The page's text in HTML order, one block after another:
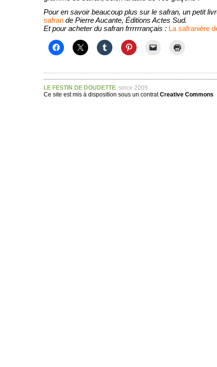
Pour en savoir beaucoup plus sur le safran, un petit
safran de Pierre Aucante, Éditions Actes Sud.
Et pour acheter du safran frrrrrrançais : La safranière
LE FESTIN DE DOUDETTE since 2009
Ce site est mis à disposition sous un contratCreative Commons